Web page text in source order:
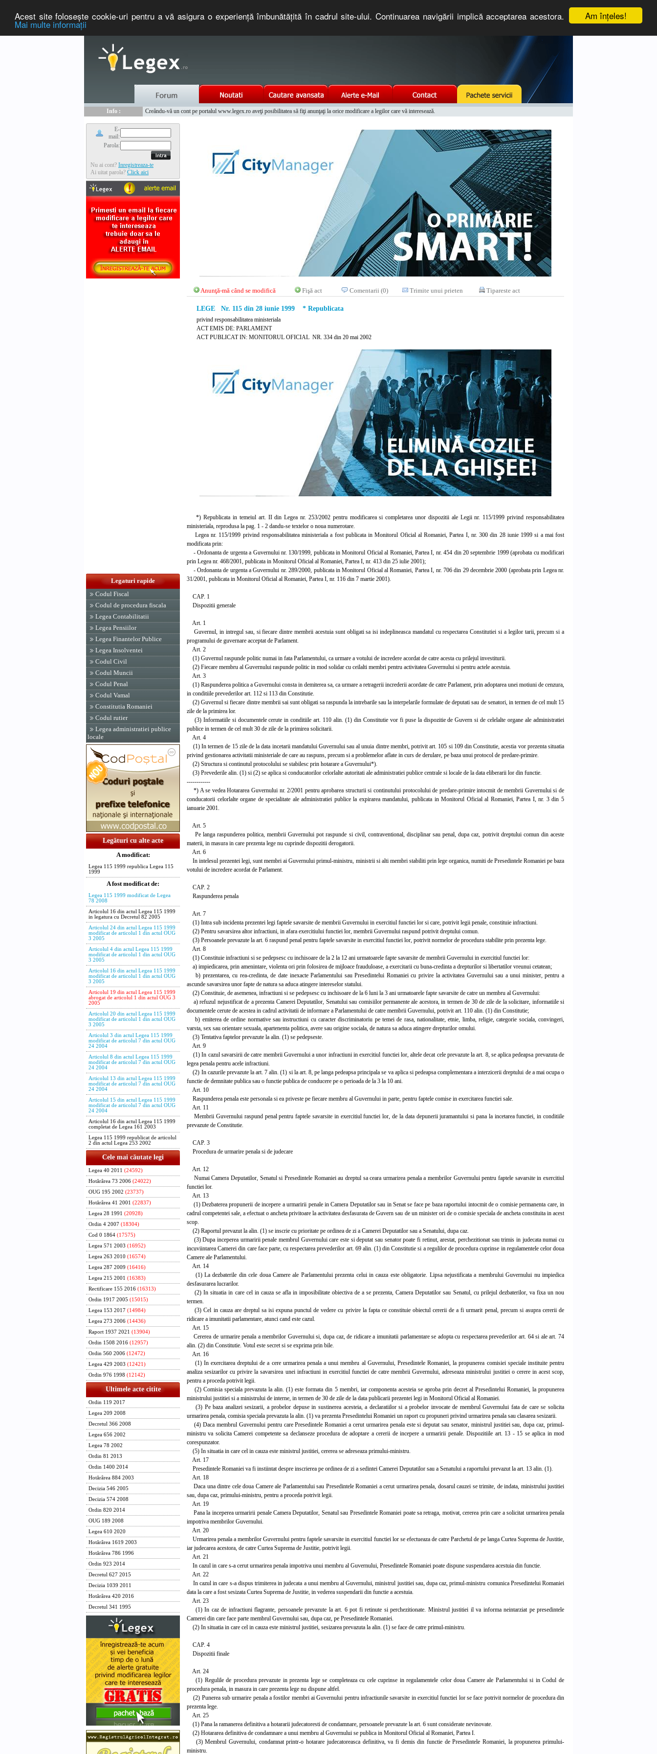
Am înţeles!
Acest site foloseşte cookie-uri pentru a vă asigura o experienţă îmbunătăţită în cadrul site-ului. Continuarea navigării implică acceptarea acestora.
Mai multe informaţii
Info :
Creându-vă un cont pe portalul www.legex.ro aveţi posibilitatea să fiţi anunţaţi la orice modificare a legilor care vă interesează.
E-
mail:
Parola:
Nu ai cont? Inregistreaza-te
Ai uitat parola? Click aici
Legaturi rapide
Codul Fiscal
Codul de procedura fiscala
Legea Contabilitatii
Legea Pensiilor
Legea Finantelor Publice
Legea Insolventei
Codul Civil
Codul Muncii
Codul Penal
Codul Vamal
Constitutia Romaniei
Codul rutier
Legea administratiei publice
locale
Legături cu alte acte
A modificat:
Legea 115 1999 republica Legea 115
1999
A fost modificat de:
Legea 115 1999 modificat de Legea
78 2008
Articolul 16 din actul Legea 115 1999
in legatura cu Decretul 82 2005
Articolul 24 din actul Legea 115 1999
modificat de articolul 1 din actul OUG
3 2005
Articolul 4 din actul Legea 115 1999
modificat de articolul 1 din actul OUG
3 2005
Articolul 16 din actul Legea 115 1999
modificat de articolul 1 din actul OUG
3 2005
Articolul 19 din actul Legea 115 1999
abrogat de articolul 1 din actul OUG 3
2005
Articolul 20 din actul Legea 115 1999
modificat de articolul 1 din actul OUG
3 2005
Articolul 3 din actul Legea 115 1999
modificat de articolul 7 din actul OUG
24 2004
Articolul 8 din actul Legea 115 1999
modificat de articolul 7 din actul OUG
24 2004
Articolul 13 din actul Legea 115 1999
modificat de articolul 7 din actul OUG
24 2004
Articolul 15 din actul Legea 115 1999
modificat de articolul 7 din actul OUG
24 2004
Articolul 16 din actul Legea 115 1999
completat de Legea 161 2003
Legea 115 1999 republicat de articolul
2 din actul Legea 253 2002
Cele mai căutate legi
Legea 40 2011 (24592)
Hotărârea 73 2006 (24022)
OUG 195 2002 (23737)
Hotărârea 41 2001 (22837)
Legea 28 1991 (20928)
Ordin 4 2007 (18304)
Cod 0 1864 (17575)
Legea 571 2003 (16952)
Legea 263 2010 (16574)
Legea 287 2009 (16416)
Legea 215 2001 (16383)
Rectificare 155 2016 (16313)
Ordin 1917 2005 (15015)
Legea 153 2017 (14984)
Legea 273 2006 (14436)
Raport 1937 2021 (13904)
Ordin 1508 2016 (12957)
Ordin 560 2006 (12472)
Legea 429 2003 (12421)
Ordin 976 1998 (12142)
Ultimele acte citite
Ordin 119 2017
Legea 209 2008
Decretul 366 2008
Legea 656 2002
Legea 78 2002
Ordin 81 2013
Ordin 1400 2014
Hotărârea 884 2003
Decizia 546 2005
Decizia 574 2008
Ordin 820 2014
OUG 189 2008
Legea 610 2020
Hotărârea 1619 2003
Hotărârea 786 1996
Ordin 923 2014
Decretul 627 2015
Decizia 1039 2011
Hotărârea 420 2016
Decretul 341 1995
Anunţă-mă când se modifică Fişă act Comentarii (0) Trimite unui prieten Tipareste act
LEGE Nr. 115 din 28 iunie 1999 * Republicata
privind responsabilitatea ministeriala
ACT EMIS DE: PARLAMENT
ACT PUBLICAT IN: MONITORUL OFICIAL NR. 334 din 20 mai 2002
*) Republicata in temeiul art. II din Legea nr. 253/2002 pentru modificarea si completarea unor dispozitii ale Legii nr. 115/1999 privind responsabilitatea
ministeriala, reprodusa la pag. 1 - 2 dandu-se textelor o noua numerotare.
Legea nr. 115/1999 privind responsabilitatea ministeriala a fost publicata in Monitorul Oficial al Romaniei, Partea I, nr. 300 din 28 iunie 1999 si a mai fost
modificata prin:
- Ordonanta de urgenta a Guvernului nr. 130/1999, publicata in Monitorul Oficial al Romaniei, Partea I, nr. 454 din 20 septembrie 1999 (aprobata cu modificari
prin Legea nr. 468/2001, publicata in Monitorul Oficial al Romaniei, Partea I, nr. 413 din 25 iulie 2001);
- Ordonanta de urgenta a Guvernului nr. 289/2000, publicata in Monitorul Oficial al Romaniei, Partea I, nr. 706 din 29 decembrie 2000 (aprobata prin Legea nr.
31/2001, publicata in Monitorul Oficial al Romaniei, Partea I, nr. 116 din 7 martie 2001).
CAP. 1
Dispozitii generale
Art. 1
Guvernul, in intregul sau, si fiecare dintre membrii acestuia sunt obligati sa isi indeplineasca mandatul cu respectarea Constitutiei si a legilor tarii, precum si a
programului de guvernare acceptat de Parlament.
Art. 2
(1) Guvernul raspunde politic numai in fata Parlamentului, ca urmare a votului de incredere acordat de catre acesta cu prilejul investiturii.
(2) Fiecare membru al Guvernului raspunde politic in mod solidar cu ceilalti membri pentru activitatea Guvernului si pentru actele acestuia.
Art. 3
(1) Raspunderea politica a Guvernului consta in demiterea sa, ca urmare a retragerii increderii acordate de catre Parlament, prin adoptarea unei motiuni de cenzura,
in conditiile prevederilor art. 112 si 113 din Constitutie.
(2) Guvernul si fiecare dintre membrii sai sunt obligati sa raspunda la intrebarile sau la interpelarile formulate de deputati sau de senatori, in termen de cel mult 15
zile de la primirea lor.
(3) Informatiile si documentele cerute in conditiile art. 110 alin. (1) din Constitutie vor fi puse la dispozitie de Guvern si de celelalte organe ale administratiei
publice in termen de cel mult 30 de zile de la primirea solicitarii.
Art. 4
(1) In termen de 15 zile de la data incetarii mandatului Guvernului sau al unuia dintre membri, potrivit art. 105 si 109 din Constitutie, acestia vor prezenta situatia
privind gestionarea activitatii ministeriale de care au raspuns, precum si a problemelor aflate in curs de derulare, pe baza unui protocol de predare-primire.
(2) Structura si continutul protocolului se stabilesc prin hotarare a Guvernului*).
(3) Prevederile alin. (1) si (2) se aplica si conducatorilor celorlalte autoritati ale administratiei publice centrale si locale de la data eliberarii lor din functie.
------------
*) A se vedea Hotararea Guvernului nr. 2/2001 pentru aprobarea structurii si continutului protocolului de predare-primire intocmit de membrii Guvernului si de
conducatorii celorlalte organe de specialitate ale administratiei publice la expirarea mandatului, publicata in Monitorul Oficial al Romaniei, Partea I, nr. 3 din 5
ianuarie 2001.
Art. 5
Pe langa raspunderea politica, membrii Guvernului pot raspunde si civil, contraventional, disciplinar sau penal, dupa caz, potrivit dreptului comun din aceste
materii, in masura in care prezenta lege nu cuprinde dispozitii derogatorii.
Art. 6
In intelesul prezentei legi, sunt membri ai Guvernului primul-ministru, ministrii si alti membri stabiliti prin lege organica, numiti de Presedintele Romaniei pe baza
votului de incredere acordat de Parlament.
CAP. 2
Raspunderea penala
Art. 7
(1) Intra sub incidenta prezentei legi faptele savarsite de membrii Guvernului in exercitiul functiei lor si care, potrivit legii penale, constituie infractiuni.
(2) Pentru savarsirea altor infractiuni, in afara exercitiului functiei lor, membrii Guvernului raspund potrivit dreptului comun.
(3) Persoanele prevazute la art. 6 raspund penal pentru faptele savarsite in exercitiul functiei lor, potrivit normelor de procedura stabilite prin prezenta lege.
Art. 8
(1) Constituie infractiuni si se pedepsesc cu inchisoare de la 2 la 12 ani urmatoarele fapte savarsite de membrii Guvernului in exercitiul functiei lor:
a) impiedicarea, prin amenintare, violenta ori prin folosirea de mijloace frauduloase, a exercitarii cu buna-credinta a drepturilor si libertatilor vreunui cetatean;
b) prezentarea, cu rea-credinta, de date inexacte Parlamentului sau Presedintelui Romaniei cu privire la activitatea Guvernului sau a unui minister, pentru a
ascunde savarsirea unor fapte de natura sa aduca atingere intereselor statului.
(2) Constituie, de asemenea, infractiuni si se pedepsesc cu inchisoare de la 6 luni la 3 ani urmatoarele fapte savarsite de catre un membru al Guvernului:
a) refuzul nejustificat de a prezenta Camerei Deputatilor, Senatului sau comisiilor permanente ale acestora, in termen de 30 de zile de la solicitare, informatiile si
documentele cerute de acestea in cadrul activitatii de informare a Parlamentului de catre membrii Guvernului, potrivit art. 110 alin. (1) din Constitutie;
b) emiterea de ordine normative sau instructiuni cu caracter discriminatoriu pe temei de rasa, nationalitate, etnie, limba, religie, categorie sociala, convingeri,
varsta, sex sau orientare sexuala, apartenenta politica, avere sau origine sociala, de natura sa aduca atingere drepturilor omului.
(3) Tentativa faptelor prevazute la alin. (1) se pedepseste.
Art. 9
(1) In cazul savarsirii de catre membrii Guvernului a unor infractiuni in exercitiul functiei lor, altele decat cele prevazute la art. 8, se aplica pedeapsa prevazuta de
legea penala pentru acele infractiuni.
(2) In cazurile prevazute la art. 7 alin. (1) si la art. 8, pe langa pedeapsa principala se va aplica si pedeapsa complementara a interzicerii dreptului de a mai ocupa o
functie de demnitate publica sau o functie publica de conducere pe o perioada de la 3 la 10 ani.
Art. 10
Raspunderea penala este personala si ea priveste pe fiecare membru al Guvernului in parte, pentru faptele comise in exercitarea functiei sale.
Art. 11
Membrii Guvernului raspund penal pentru faptele savarsite in exercitiul functiei lor, de la data depunerii juramantului si pana la incetarea functiei, in conditiile
prevazute de Constitutie.
CAP. 3
Procedura de urmarire penala si de judecare
Art. 12
Numai Camera Deputatilor, Senatul si Presedintele Romaniei au dreptul sa ceara urmarirea penala a membrilor Guvernului pentru faptele savarsite in exercitiul
functiei lor.
Art. 13
(1) Dezbaterea propunerii de incepere a urmaririi penale in Camera Deputatilor sau in Senat se face pe baza raportului intocmit de o comisie permanenta care, in
cadrul competentei sale, a efectuat o ancheta privitoare la activitatea desfasurata de Guvern sau de un minister ori de o comisie speciala de ancheta constituita in acest
scop.
(2) Raportul prevazut la alin. (1) se inscrie cu prioritate pe ordinea de zi a Camerei Deputatilor sau a Senatului, dupa caz.
(3) Dupa inceperea urmaririi penale membrul Guvernului care este si deputat sau senator poate fi retinut, arestat, perchezitionat sau trimis in judecata numai cu
incuviintarea Camerei din care face parte, cu respectarea prevederilor art. 69 alin. (1) din Constitutie si a regulilor de procedura cuprinse in regulamentele celor doua
Camere ale Parlamentului.
Art. 14
(1) La dezbaterile din cele doua Camere ale Parlamentului prezenta celui in cauza este obligatorie. Lipsa nejustificata a membrului Guvernului nu impiedica
desfasurarea lucrarilor.
(2) In situatia in care cel in cauza se afla in imposibilitate obiectiva de a se prezenta, Camera Deputatilor sau Senatul, cu prilejul dezbaterilor, va fixa un nou
termen.
(3) Cel in cauza are dreptul sa isi expuna punctul de vedere cu privire la fapta ce constituie obiectul cererii de a fi urmarit penal, precum si asupra cererii de
ridicare a imunitatii parlamentare, atunci cand este cazul.
Art. 15
Cererea de urmarire penala a membrilor Guvernului si, dupa caz, de ridicare a imunitatii parlamentare se adopta cu respectarea prevederilor art. 64 si ale art. 74
alin. (2) din Constitutie. Votul este secret si se exprima prin bile.
Art. 16
(1) In exercitarea dreptului de a cere urmarirea penala a unui membru al Guvernului, Presedintele Romaniei, la propunerea comisiei speciale instituite pentru
analiza sesizarilor cu privire la savarsirea unei infractiuni in exercitiul functiei de catre membrii Guvernului, adreseaza ministrului justitiei o cerere in acest scop,
pentru a proceda potrivit legii.
(2) Comisia speciala prevazuta la alin. (1) este formata din 5 membri, iar componenta acesteia se aproba prin decret al Presedintelui Romaniei, la propunerea
ministrului justitiei si a ministrului de interne, in termen de 30 de zile de la data publicarii prezentei legi in Monitorul Oficial al Romaniei.
(3) Pe baza analizei sesizarii, a probelor depuse in sustinerea acesteia, a declaratiilor si a probelor invocate de membrul Guvernului fata de care se solicita
urmarirea penala, comisia speciala prevazuta la alin. (1) va prezenta Presedintelui Romaniei un raport cu propuneri privind urmarirea penala sau clasarea sesizarii.
(4) Daca membrul Guvernului pentru care Presedintele Romaniei a cerut urmarirea penala este si deputat sau senator, ministrul justitiei sau, dupa caz, primul-
ministru va solicita Camerei competente sa declanseze procedura de adoptare a cererii de incepere a urmaririi penale. Dispozitiile art. 13 - 15 se aplica in mod
corespunzator.
(5) In situatia in care cel in cauza este ministrul justitiei, cererea se adreseaza primului-ministru.
Art. 17
Presedintele Romaniei va fi instiintat despre inscrierea pe ordinea de zi a sedintei Camerei Deputatilor sau a Senatului a raportului prevazut la art. 13 alin. (1).
Art. 18
Daca una dintre cele doua Camere ale Parlamentului sau Presedintele Romaniei a cerut urmarirea penala, dosarul cauzei se trimite, de indata, ministrului justitiei
sau, dupa caz, primului-ministru, pentru a proceda potrivit legii.
Art. 19
Pana la inceperea urmaririi penale Camera Deputatilor, Senatul sau Presedintele Romaniei poate sa retraga, motivat, cererea prin care a solicitat urmarirea penala
impotriva membrilor Guvernului.
Art. 20
Urmarirea penala a membrilor Guvernului pentru faptele savarsite in exercitiul functiei lor se efectueaza de catre Parchetul de pe langa Curtea Suprema de Justitie,
iar judecarea acestora, de catre Curtea Suprema de Justitie, potrivit legii.
Art. 21
In cazul in care s-a cerut urmarirea penala impotriva unui membru al Guvernului, Presedintele Romaniei poate dispune suspendarea acestuia din functie.
Art. 22
In cazul in care s-a dispus trimiterea in judecata a unui membru al Guvernului, ministrul justitiei sau, dupa caz, primul-ministru comunica Presedintelui Romaniei
data la care a fost sesizata Curtea Suprema de Justitie, in vederea suspendarii din functie a acestuia.
Art. 23
(1) In caz de infractiuni flagrante, persoanele prevazute la art. 6 pot fi retinute si perchezitionate. Ministrul justitiei il va informa neintarziat pe presedintele
Camerei din care face parte membrul Guvernului sau, dupa caz, pe Presedintele Romaniei.
(2) In situatia in care cel in cauza este ministrul justitiei, sesizarea prevazuta la alin. (1) se face de catre primul-ministru.
CAP. 4
Dispozitii finale
Art. 24
(1) Regulile de procedura prevazute in prezenta lege se completeaza cu cele cuprinse in regulamentele celor doua Camere ale Parlamentului si in Codul de
procedura penala, in masura in care prezenta lege nu dispune altfel.
(2) Punerea sub urmarire penala a fostilor membri ai Guvernului pentru infractiunile savarsite in exercitiul functiei lor se face potrivit normelor de procedura din
prezenta lege.
Art. 25
(1) Pana la ramanerea definitiva a hotararii judecatoresti de condamnare, persoanele prevazute la art. 6 sunt considerate nevinovate.
(2) Hotararea definitiva de condamnare a unui membru al Guvernului se publica in Monitorul Oficial al Romaniei, Partea I.
(3) Membrul Guvernului, condamnat printr-o hotarare judecatoreasca definitiva, va fi demis din functie de Presedintele Romaniei, la propunerea primului-
ministru.